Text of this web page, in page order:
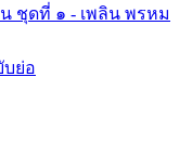
ชุดที่ ๑ - เพลิน พรหม
ย่อ